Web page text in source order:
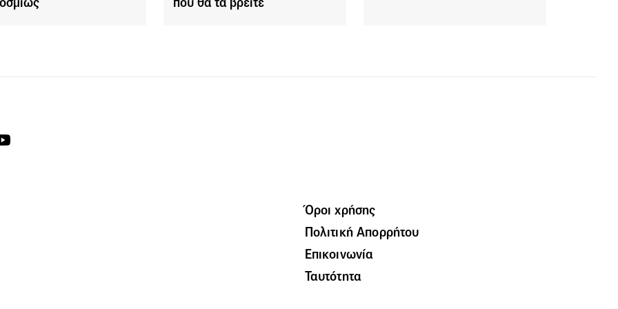
Όροι χρήσης
Πολιτική Απορρήτου
Επικοινωνία
Ταυτότητα